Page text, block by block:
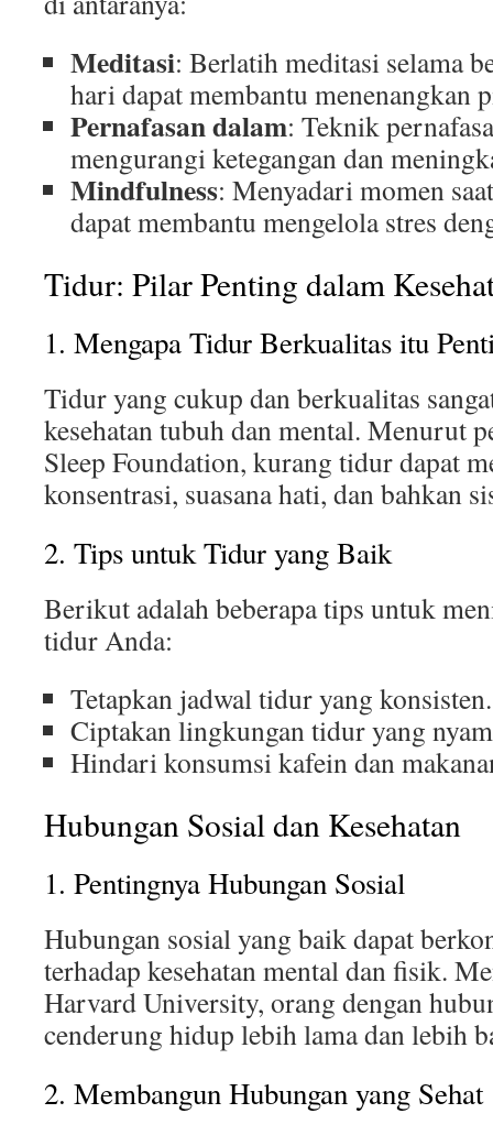
Meditasi: Berlatih meditasi selama
hari dapat membantu menenangkan
Pernafasan dalam: Teknik
mengurangi ketegangan dan
Mindfulness: Menyadari momen
dapat membantu mengelola stres
Tidur: Pilar Penting dalam
1. Mengapa Tidur Berkualitas itu
Tidur yang cukup dan berkualitas
kesehatan tubuh dan mental. Menurut
Sleep Foundation, kurang tidur dapat
konsentrasi, suasana hati, dan bahkan
2. Tips untuk Tidur yang Baik
Berikut adalah beberapa tips untuk
tidur Anda:
Tetapkan jadwal tidur yang konsisten.
Ciptakan lingkungan tidur yang
Hindari konsumsi kafein dan
Hubungan Sosial dan Kesehatan
1. Pentingnya Hubungan Sosial
Hubungan sosial yang baik dapat
terhadap kesehatan mental dan fisik.
Harvard University, orang dengan
cenderung hidup lebih lama dan lebih
2. Membangun Hubungan yang Sehat